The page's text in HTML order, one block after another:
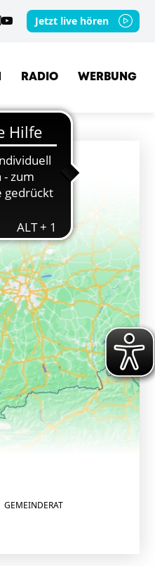
Jetzt live hören
RADIO WERBUNG
GEMEINDERAT